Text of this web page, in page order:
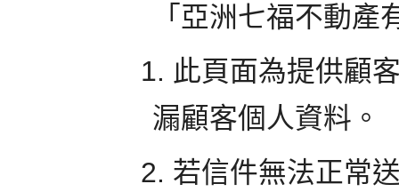
「亞洲七福不動
1. 此頁面為提供顧
漏顧客個人資料。
2. 若信件無法正常